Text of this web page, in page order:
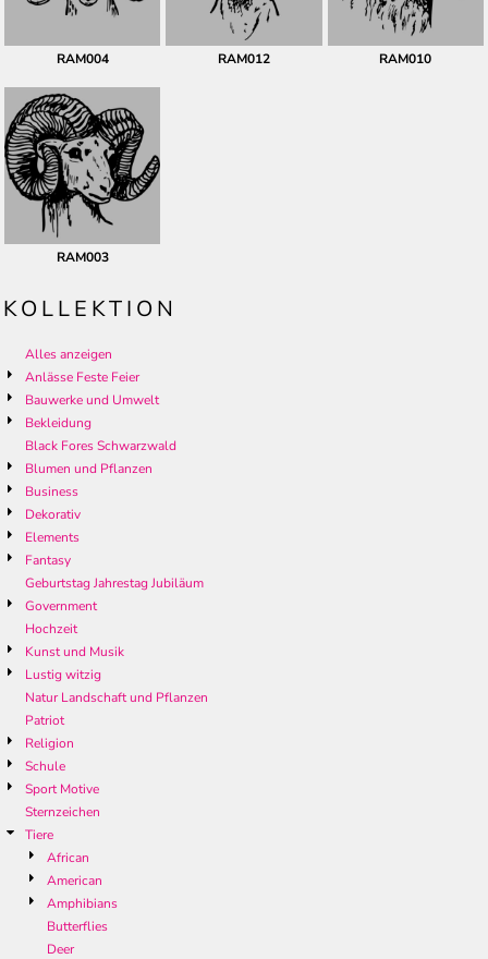
RAM004 RAM012 RAM010
RAM003
KOLLEKTION
Alles anzeigen
Anlässe Feste Feier
Bauwerke und Umwelt
Bekleidung
Black Fores Schwarzwald
Blumen und Pflanzen
Business
Dekorativ
Elements
Fantasy
Geburtstag Jahrestag Jubiläum
Government
Hochzeit
Kunst und Musik
Lustig witzig
Natur Landschaft und Pflanzen
Patriot
Religion
Schule
Sport Motive
Sternzeichen
Tiere
African
American
Amphibians
Butterflies
Deer